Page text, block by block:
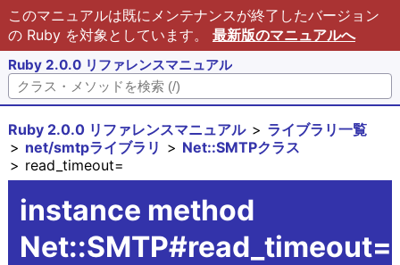
このマニュアルは既にメンテナンスが終了したバージョン
の Ruby を対象としています。 最新版のマニュアルへ
Ruby 2.0.0 リファレンスマニュアル
Ruby 2.0.0 リファレンスマニュアル
ライブラリ一覧
net/smtpライブラリ
Net::SMTPクラス
read_timeout=
instance method
Net::SMTP#read_timeout=